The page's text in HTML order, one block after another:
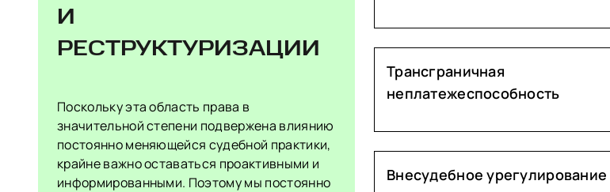
И
РЕСТРУКТУРИЗАЦИИ
Поскольку эта область права в
значительной степени подвержена влиянию
постоянно меняющейся судебной практики,
крайне важно оставаться проактивными и
информированными. Поэтому мы постоянно
Трансграничная
неплатежеспособность
Внесудебное урегулирование